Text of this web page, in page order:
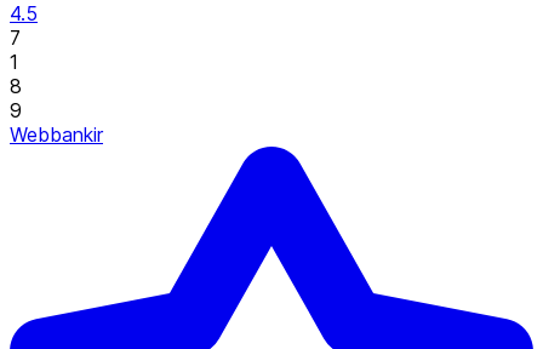
4.5
7
1
8
9
Webbankir